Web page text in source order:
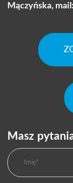
Mączyńska, mail:
Masz